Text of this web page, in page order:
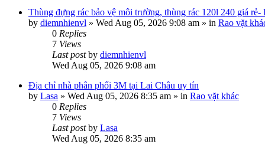
Thùng đựng rác bảo vệ môi trường, thùng rác 120l 240 giá rẻ-
by diemnhienvl » Wed Aug 05, 2026 9:08 am » in Rao vặt
0 Replies
7 Views
Last postby diemnhienvl
Wed Aug 05, 2026 9:08 am
Địa chỉ nhà phân phối 3M tại Lai Châu uy tín
by Lasa » Wed Aug 05, 2026 8:35 am » in Rao vặt khác
0 Replies
7 Views
Last postby Lasa
Wed Aug 05, 2026 8:35 am